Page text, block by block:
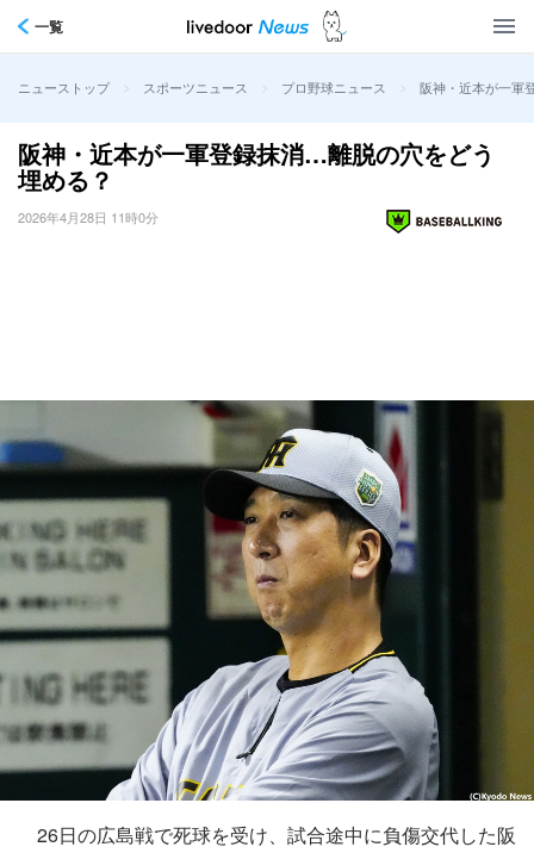
一覧
ニューストップ > スポーツニュース > プロ野球ニュース > 阪神・近本が一軍
阪神・近本が一軍登録抹消…離脱の穴をどう
埋める？
2026年4月28日 11時0分
26日の広島戦で死球を受け、試合途中に負傷交代した阪